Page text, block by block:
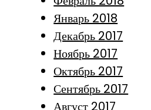
Январь 2018
Декабрь 2017
Ноябрь 2017
Октябрь 2017
Сентябрь 2017
Август 2017